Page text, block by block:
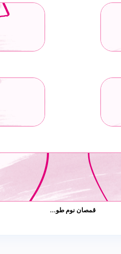
قمصان نوم طو...